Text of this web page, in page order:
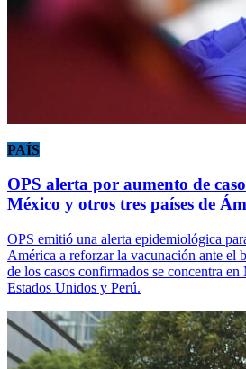
PAÍS
OPS alerta por aumento de
México y otros tres países de
OPS emitió una alerta epidemiológica
América a reforzar la vacunación ante el
de los casos confirmados se concentra
Estados Unidos y Perú.